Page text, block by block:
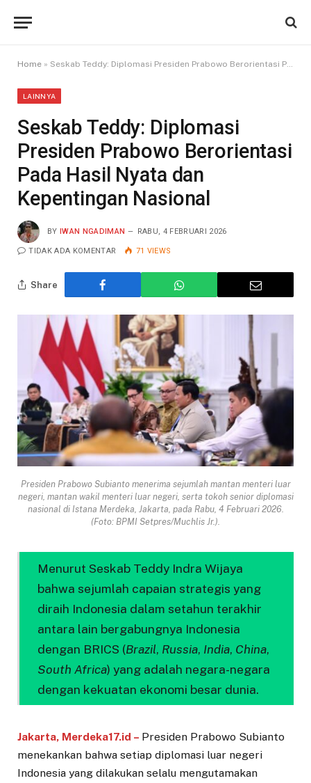
Home » Seskab Teddy: Diplomasi Presiden Prabowo Berorientasi Pada Hasil Nyata dan Kepentingan Nasional
LAINNYA
Seskab Teddy: Diplomasi
Presiden Prabowo Berorientasi
Pada Hasil Nyata dan
Kepentingan Nasional
BY IWAN NGADIMAN RABU, 4 FEBRUARI 2026
TIDAK ADA KOMENTAR 71 VIEWS
Share
Presiden Prabowo Subianto menerima sejumlah mantan menteri luar
negeri, mantan wakil menteri luar negeri, serta tokoh senior diplomasi
nasional di Istana Merdeka, Jakarta, pada Rabu, 4 Februari 2026.
(Foto: BPMI Setpres/Muchlis Jr.).
Menurut Seskab Teddy Indra Wijaya
bahwa sejumlah capaian strategis yang
diraih Indonesia dalam setahun terakhir
antara lain bergabungnya Indonesia
dengan BRICS (Brazil, Russia, India, China,
South Africa) yang adalah negara-negara
dengan kekuatan ekonomi besar dunia.
Jakarta, Merdeka17.id – Presiden Prabowo Subianto
menekankan bahwa setiap diplomasi luar negeri
Indonesia yang dilakukan selalu mengutamakan